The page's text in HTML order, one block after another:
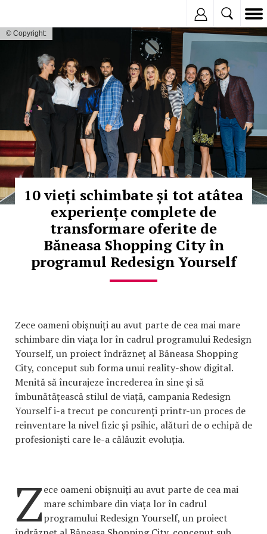
© Copyright:
10 vieți schimbate și tot atâtea
experiențe complete de
transformare oferite de
Băneasa Shopping City în
programul Redesign Yourself
Zece oameni obișnuiți au avut parte de cea mai mare
schimbare din viața lor în cadrul programului Redesign
Yourself, un proiect îndrăzneț al Băneasa Shopping
City, conceput sub forma unui reality-show digital.
Menită să încurajeze încrederea în sine și să
îmbunătățească stilul de viață, campania Redesign
Yourself i-a trecut pe concurenți printr-un proces de
reinventare la nivel fizic și psihic, alături de o echipă de
profesioniști care le-a călăuzit evoluția.
Zece oameni obișnuiți au avut parte de cea mai
mare schimbare din viața lor în cadrul
programului Redesign Yourself, un proiect